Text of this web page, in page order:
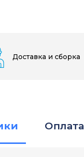
Доставка и сборка
Оплата